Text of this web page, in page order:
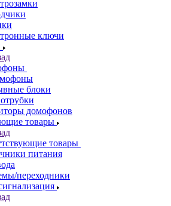
ключи
блоки
домофонов
товары
товары
питания
переходники